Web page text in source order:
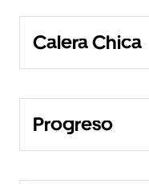
Calera Chica
Progreso